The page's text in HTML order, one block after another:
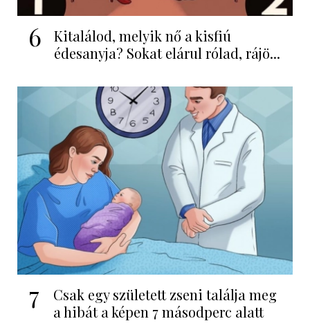
6
Kitalálod, melyik nő a kisfiú
édesanyja? Sokat elárul rólad, rájö...
7
Csak egy született zseni találja meg
a hibát a képen 7 másodperc alatt